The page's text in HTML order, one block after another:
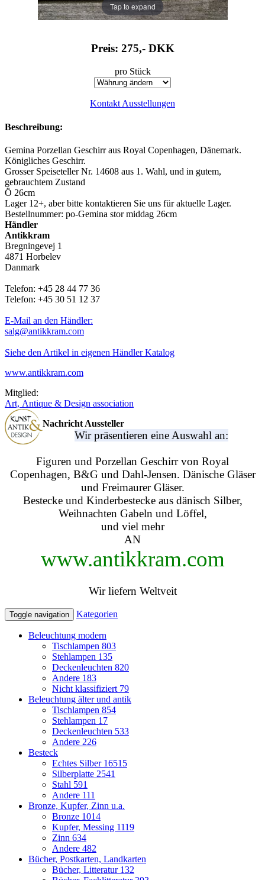
Tap to expand
Preis: 275,- DKK
pro Stück
Kontakt Ausstellungen
Beschreibung:
Gemina Porzellan Geschirr aus Royal Copenhagen, Dänemark.
Königliches Geschirr.
Grosser Speiseteller Nr. 14608 aus 1. Wahl, und in gutem,
gebrauchtem Zustand
Ö 26cm
Lager 12+, aber bitte kontaktieren Sie uns für aktuelle Lager.
Bestellnummer: po-Gemina stor middag 26cm
Händler
Antikkram
Bregningevej 1
4871 Horbelev
Danmark
Telefon: +45 28 44 77 36
Telefon: +45 30 51 12 37
E-Mail an den Händler:
salg@antikkram.com
Siehe den Artikel in eigenen Händler Katalog
www.antikkram.com
Mitglied:
Art, Antique & Design association
Nachricht Aussteller
Wir präsentieren eine Auswahl an:
Figuren und Porzellan Geschirr von Royal
Copenhagen, B&G und Dahl-Jensen. Dänische Gläser
und Freimaurer Gläser.
Bestecke und Kinderbestecke aus dänisch Silber,
Weihnachten Gabeln und Löffel,
und viel mehr
AN
www.antikkram.com
Wir liefern Weltveit
Toggle navigation Kategorien
Beleuchtung modern
Tischlampen 803
Stehlampen 135
Deckenleuchten 820
Andere 183
Nicht klassifiziert 79
Beleuchtung älter und antik
Tischlampen 854
Stehlampen 17
Deckenleuchten 533
Andere 226
Besteck
Echtes Silber 16515
Silberplatte 2541
Stahl 591
Andere 111
Bronze, Kupfer, Zinn u.a.
Bronze 1014
Kupfer, Messing 1119
Zinn 634
Andere 482
Bücher, Postkarten, Landkarten
Bücher, Litteratur 132